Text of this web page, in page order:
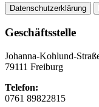
Datenschutzerklärung
Geschäftsstelle
Johanna-Kohlund-
79111 Freiburg
Telefon:
0761 89822815